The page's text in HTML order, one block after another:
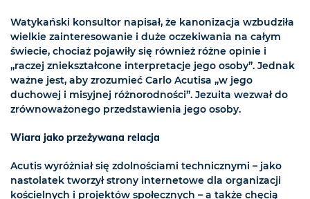
Watykański konsultor napisał, że kanonizacja wzbudziła
wielkie zainteresowanie i duże oczekiwania na całym
świecie, chociaż pojawiły się również różne opinie i
„raczej zniekształcone interpretacje jego osoby”. Jednak
ważne jest, aby zrozumieć Carlo Acutisa „w jego
duchowej i misyjnej różnorodności”. Jezuita wezwał do
zrównoważonego przedstawienia jego osoby.
Wiara jako przeżywana relacja
Acutis wyróżniał się zdolnościami technicznymi – jako
nastolatek tworzył strony internetowe dla organizacji
kościelnych i projektów społecznych – a także chęcią